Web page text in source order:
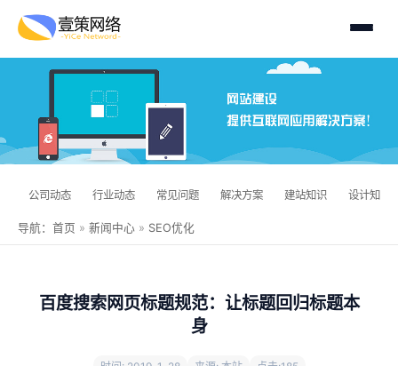
公司动态 行业动态 常见问题 解决方案 建站知识 设计知识
导航： 首页 » 新闻中心 » SEO优化
百度搜索网页标题规范：让标题回归标题本
身